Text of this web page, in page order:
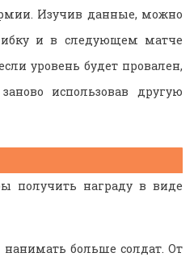
Изучив данные, можно
и в следующем матче
уровень будет провален,
использовав другую
получить награду в виде
больше солдат. От